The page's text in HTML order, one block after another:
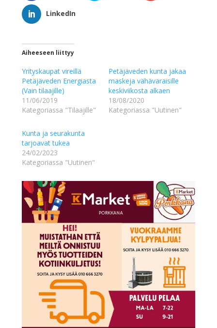
LinkedIn
Aiheeseen liittyy
Yrityskaupat vireillä
Petäjäveden Energiasta
(Vain tilaajille)
11/06/2019
Kategoriassa "Tilaajille"
Petäjäveden kunta jakaa
maskeja vähävaraisille
keskiviikosta alkaen
18/08/2020
Kategoriassa "Uutinen"
Kunta ja seurakunta
tarjoavat tukea
24/02/2023
Kategoriassa "Uutinen"